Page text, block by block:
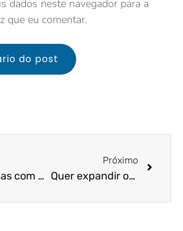
dados neste navegador para a
que eu comentar.
Empresas com dívidas não serão excluídas do Simples Nacional em 2021!
Próximo
Quer expandir os negócios? Entenda como ter duas ou mais empresas no simples nacional!